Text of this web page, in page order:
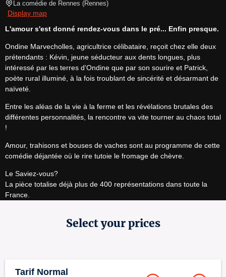
La comédie de Rennes (Rennes)
Display map
L'amour s'est donné rendez-vous dans le pré... Enfin presque.
Ondine Marvecholles, agricultrice célibataire, reçoit chez elle deux
prétendants : Kévin, jeune séducteur aux dents longues, plus
intéressé par les terres d'Ondine que par son sourire et Patrick,
poète rural illuminé, à la fois troublant de sincérité et désarmant de
naïveté.
Entre les aléas de la vie à la ferme et les révélations brutales des
différentes personnalités, la rencontre va vite tourner au chaos total
!
Amour, trahisons et bouses de vaches sont au programme de cette
comédie déjantée où le rire tutoie le fromage de chèvre.
Le Saviez-vous?
La pièce totalise déjà plus de 400 représentations dans toute la
France.
Select your prices
Tarif Normal